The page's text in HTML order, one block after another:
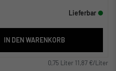
Lieferbar
IN DEN WARENKORB
0,75 Liter 11,87 €/Liter